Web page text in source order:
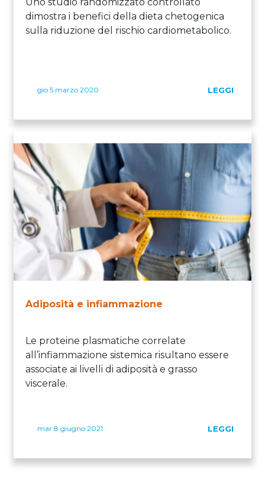
dimostra i benefici della dieta chetogenica
sulla riduzione del rischio cardiometabolico.
gio 5 marzo 2020 LEGGI
Adiposità e infiammazione
Le proteine plasmatiche correlate
all’infiammazione sistemica risultano essere
associate ai livelli di adiposità e grasso
viscerale.
mar 8 giugno 2021 LEGGI